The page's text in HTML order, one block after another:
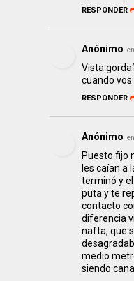
RESPONDER
Anónimo
Vista
cuando
RESPONDER
Anónimo
Puesto fijo
les caían a
terminó y
puta y te
contacto
diferencia
nafta, que
medio
siendo